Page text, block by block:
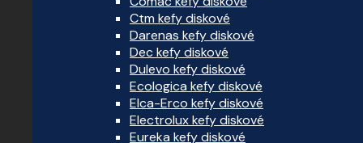
Ctm kefy diskové
Darenas kefy diskové
Dec kefy diskové
Dulevo kefy diskové
Ecologica kefy diskové
Elca-Erco kefy diskové
Electrolux kefy diskové
Eureka kefy diskové